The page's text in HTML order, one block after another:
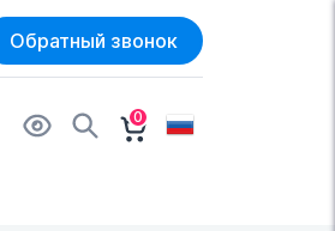
Обратный звонок
0